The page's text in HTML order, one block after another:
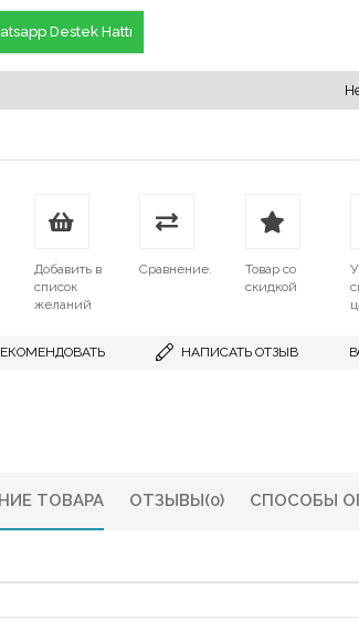
Destek Hattı
Добавить в
список
желаний
Сравнение.
Товар со
скидкой
НАПИСАТЬ ОТЗЫВ
ТОВАРА ОТЗЫВЫ(0) СПОСОБЫ